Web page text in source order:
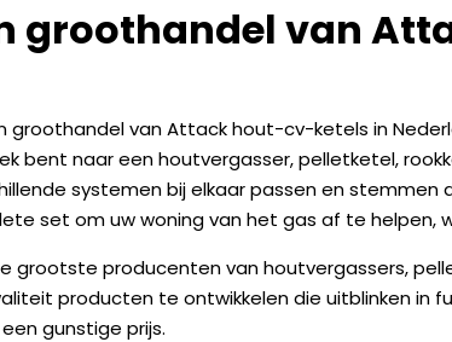
groothandel van
groothandel van Attack hout-cv-ketels in
bent naar een houtvergasser, pelletketel,
systemen bij elkaar passen en
set om uw woning van het gas af te helpen,
grootste producenten van houtvergassers,
producten te ontwikkelen die uitblinken
gunstige prijs.